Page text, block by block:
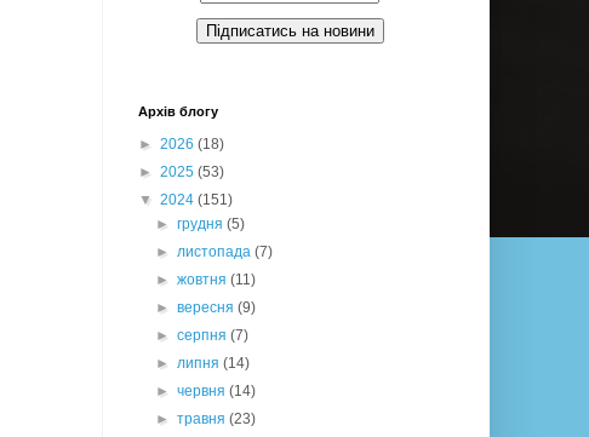
Архів блогу
► 2026 (18)
► 2025 (53)
▼ 2024 (151)
►грудня(5)
►листопада(7)
►жовтня(11)
►вересня(9)
►серпня(7)
►липня(14)
►червня(14)
►травня(23)